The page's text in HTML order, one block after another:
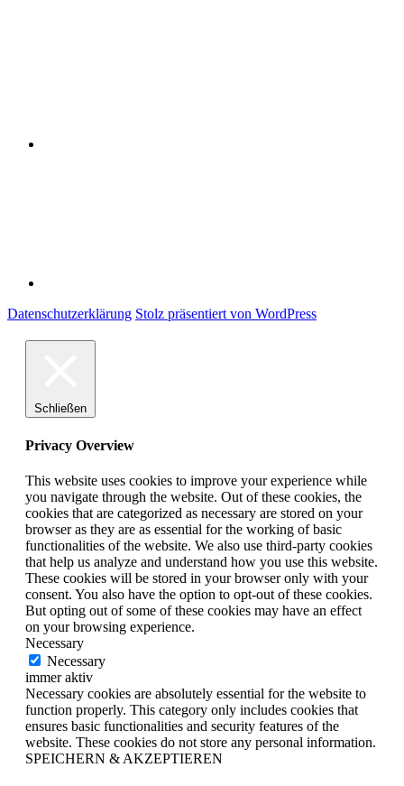
Datenschutzerklärung Stolz präsentiert von WordPress
Schließen
Privacy Overview
This website uses cookies to improve your experience while
you navigate through the website. Out of these cookies, the
cookies that are categorized as necessary are stored on your
browser as they are as essential for the working of basic
functionalities of the website. We also use third-party cookies
that help us analyze and understand how you use this website.
These cookies will be stored in your browser only with your
consent. You also have the option to opt-out of these cookies.
But opting out of some of these cookies may have an effect
on your browsing experience.
Necessary
Necessary
immer aktiv
Necessary cookies are absolutely essential for the website to
function properly. This category only includes cookies that
ensures basic functionalities and security features of the
website. These cookies do not store any personal information.
SPEICHERN & AKZEPTIEREN